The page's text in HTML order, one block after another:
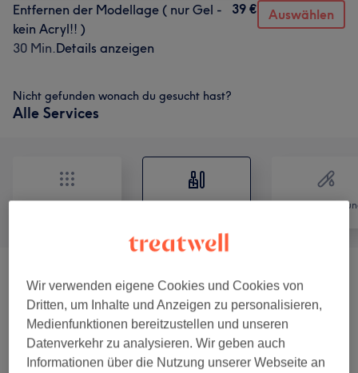
Entfernen der Modellage ( nur Gel -
kein Acryl!! )
30 Min.Details anzeigen
39 € Auswählen
Nicht gefunden wonach du gesucht hast?
Alle Services
Alle Nägel
Paraffinbadbehandlung (6) ab 23 €
Maniküre & Pediküre (5) ab 2 €
Nagelmodellage (8) ab 2 €
Wir verwenden eigene Cookies und Cookies von
Dritten, um Inhalte und Anzeigen zu personalisieren,
Medienfunktionen bereitzustellen und unseren
Datenverkehr zu analysieren. Wir geben auch
Informationen über die Nutzung unserer Webseite an